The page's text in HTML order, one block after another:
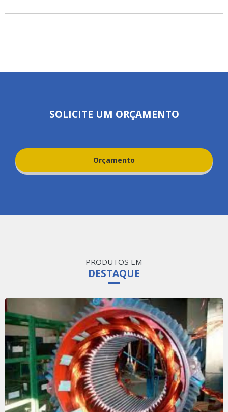
SOLICITE UM ORÇAMENTO
Orçamento
PRODUTOS EM
DESTAQUE